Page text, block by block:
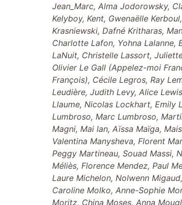
Jean_Marc, Alma Jodorowsky,
Kelyboy, Kent, Gwenaëlle
Krasniewski, Dafné Kritharas,
Charlotte Lafon, Yohna Lalanne,
LaNuit, Christelle Lassort,
Olivier Le Gall (Appelez-moi
François), Cécile Legros, Ray
Leudière, Judith Levy, Alice
Llaume, Nicolas Lockhart, Emily
Lumbroso, Marc Lumbroso,
Magni, Mai lan, Aïssa Maïga,
Valentina Manysheva, Florent
Peggy Martineau, Souad Massi,
Méliès, Florence Mendez, Paul
Laure Michelon, Nolwenn
Caroline Molko, Anne-Sophie
Moritz, China Moses, Anna